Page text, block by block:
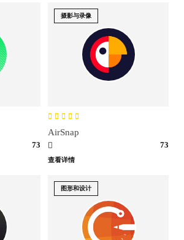
73
摄影与录像
AirSnap
73
查看详情
图形和设计